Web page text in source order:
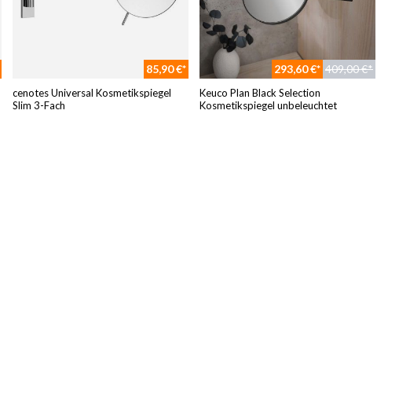
85,90 €*
cenotes Universal Kosmetikspiegel
Slim 3-Fach
293,60 €* 409,00 €*
Keuco Plan Black Selection
Kosmetikspiegel unbeleuchtet